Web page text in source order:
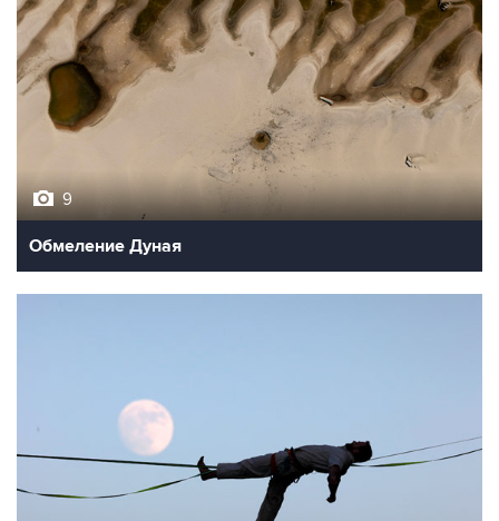
9
Обмеление Дуная